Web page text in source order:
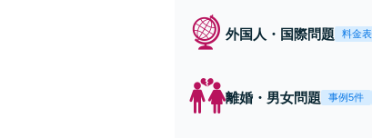
外国人・国際問題 料金
離婚・男女問題 事例5件